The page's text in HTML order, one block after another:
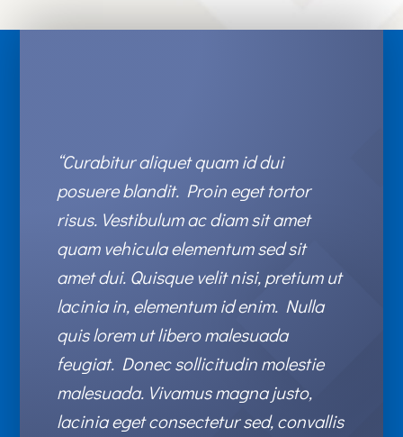
“Curabitur aliquet quam id dui
posuere blandit. Proin eget tortor
risus. Vestibulum ac diam sit amet
quam vehicula elementum sed sit
amet dui. Quisque velit nisi, pretium ut
lacinia in, elementum id enim. Nulla
quis lorem ut libero malesuada
feugiat. Donec sollicitudin molestie
malesuada. Vivamus magna justo,
lacinia eget consectetur sed, convallis